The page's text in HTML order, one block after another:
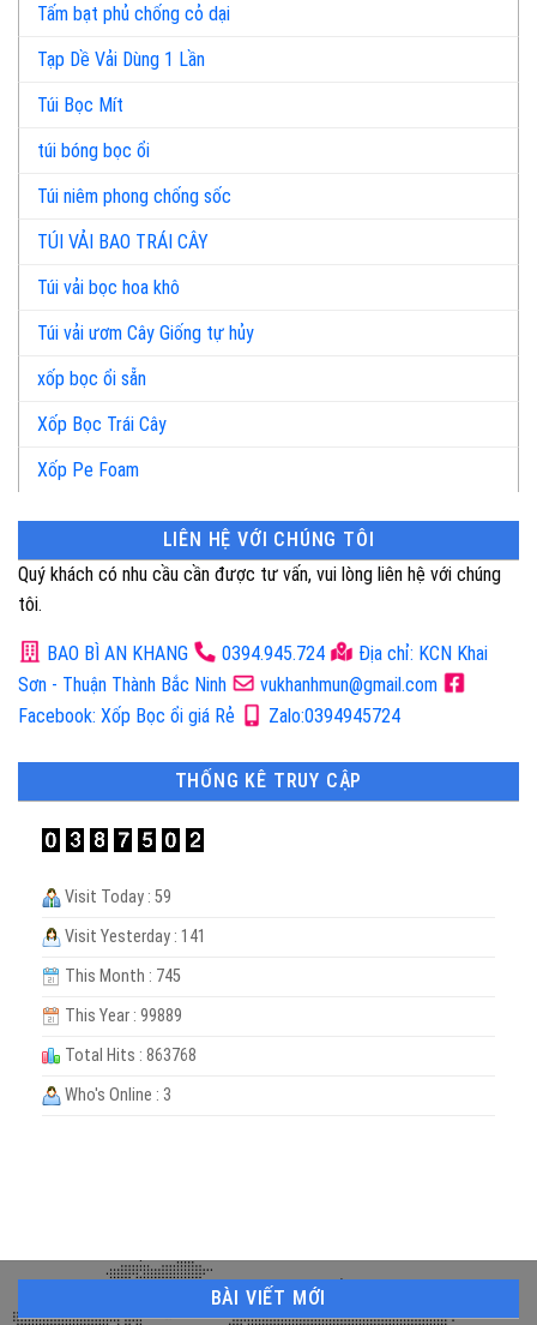
Tấm bạt phủ chống cỏ dại
Tạp Dề Vải Dùng 1 Lần
Túi Bọc Mít
túi bóng bọc ổi
Túi niêm phong chống sốc
TÚI VẢI BAO TRÁI CÂY
Túi vải bọc hoa khô
Túi vải ươm Cây Giống tự hủy
xốp bọc ổi sẵn
Xốp Bọc Trái Cây
Xốp Pe Foam
LIÊN HỆ VỚI CHÚNG TÔI
Quý khách có nhu cầu cần được tư vấn, vui lòng liên hệ với chúng
tôi.
BAO BÌ AN KHANG 0394.945.724
Địa chỉ: KCN Khai
Sơn - Thuận Thành Bắc Ninh
vukhanhmun@gmail.com
Facebook: Xốp Bọc ổi giá Rẻ
Zalo:0394945724
THỐNG KÊ TRUY CẬP
Visit Today : 59
Visit Yesterday : 141
This Month : 745
This Year : 99889
Total Hits : 863768
Who's Online : 3
BÀI VIẾT MỚI